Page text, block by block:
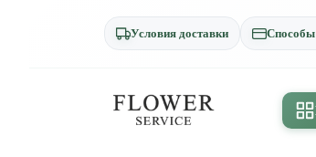
Условия доставки